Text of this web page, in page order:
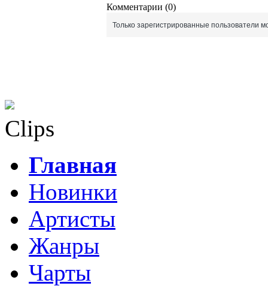
Комментарии (0)
Только зарегистрированные пользователи
Clips
Главная
Новинки
Артисты
Жанры
Чарты